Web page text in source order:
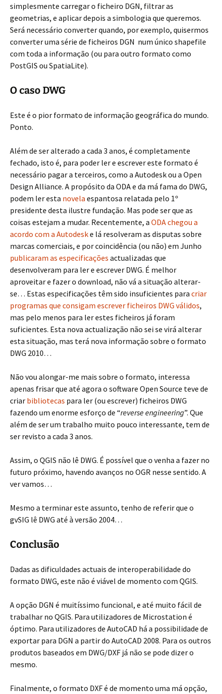
simplesmente carregar o ficheiro DGN, filtrar as
geometrias, e aplicar depois a simbologia que queremos.
Será necessário converter quando, por exemplo, quisermos
converter uma série de ficheiros DGN num único shapefile
com toda a informação (ou para outro formato como
PostGIS ou SpatiaLite).
O caso DWG
Este é o pior formato de informação geográfica do mundo.
Ponto.
Além de ser alterado a cada 3 anos, é completamente
fechado, isto é, para poder ler e escrever este formato é
necessário pagar a terceiros, como a Autodesk ou a Open
Design Alliance. A propósito da ODA e da má fama do DWG,
podem ler esta novela espantosa relatada pelo 1º
presidente desta ilustre fundação. Mas pode ser que as
coisas estejam a mudar. Recentemente, a ODA chegou a
acordo com a Autodeske lá resolveram as disputas sobre
marcas comerciais, e por coincidência (ou não) em Junho
publicaram as especificações actualizadas que
desenvolveram para ler e escrever DWG. É melhor
aproveitar e fazer o download, não vá a situação alterar-
se… Estas especificações têm sido insuficientes para criar
programas que consigam escrever ficheiros DWG válidos,
mas pelo menos para ler estes ficheiros já foram
suficientes. Esta nova actualização não sei se virá alterar
esta situação, mas terá nova informação sobre o formato
DWG 2010…
Não vou alongar-me mais sobre o formato, interessa
apenas frisar que até agora o software Open Source teve de
criar bibliotecas para ler (ou escrever) ficheiros DWG
fazendo um enorme esforço de “reverse engineering”. Que
além de ser um trabalho muito pouco interessante, tem de
ser revisto a cada 3 anos.
Assim, o QGIS não lê DWG. É possível que o venha a fazer no
futuro próximo, havendo avanços no OGR nesse sentido. A
ver vamos…
Mesmo a terminar este assunto, tenho de referir que o
gvSIG lê DWG até à versão 2004…
Conclusão
Dadas as dificuldades actuais de interoperabilidade do
formato DWG, este não é viável de momento com QGIS.
A opção DGN é muitíssimo funcional, e até muito fácil de
trabalhar no QGIS. Para utilizadores de Microstation é
óptimo. Para utilizadores de AutoCAD há a possibilidade de
exportar para DGN a partir do AutoCAD 2008. Para os outros
produtos baseados em DWG/DXF já não se pode dizer o
mesmo.
Finalmente, o formato DXF é de momento uma má opção,